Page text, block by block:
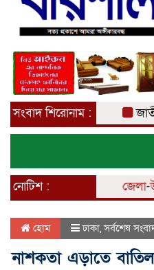
সংবাদ শিরোনাম : জাতীয়
নোটিশ :
জেলা-
হোম ঢাকা,সর্বশেষ
নাশকতা এড়াতে বাতিল